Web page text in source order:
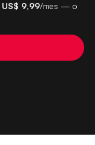
US$ 9,99/mes — o